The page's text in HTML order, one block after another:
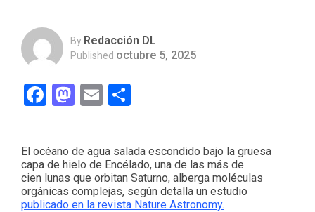
By Redacción DL
Published octubre 5, 2025
Facebook
Mastodon
Email
El océano de agua salada escondido bajo la gruesa
capa de hielo de Encélado, una de las más de
cien lunas que orbitan Saturno, alberga moléculas
orgánicas complejas, según detalla un estudio
publicado en la revista Nature Astronomy.